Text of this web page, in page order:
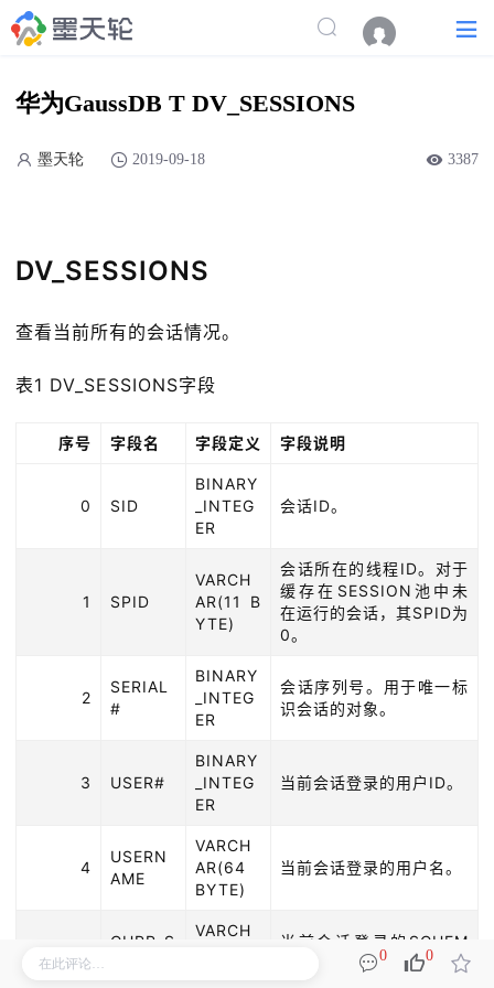
华为GaussDB T DV_SESSIONS
墨天轮 2019-09-18 3387
DV_SESSIONS
查看当前所有的会话情况。
表1 DV_SESSIONS字段
序号 字段名 字段定义 字段说明
0 SID
BINARY
_INTEG
ER
会话ID。
1 SPID
VARCH
AR(11 B
YTE)
会话所在的线程ID。对于
缓存在SESSION池中未
在运行的会话，其SPID为
0。
2
SERIAL
#
BINARY
_INTEG
ER
会话序列号。用于唯一标
识会话的对象。
3 USER#
BINARY
_INTEG
ER
当前会话登录的用户ID。
4
USERN
AME
VARCH
AR(64
BYTE)
当前会话登录的用户名。
CURR_S
VARCH
当前会话登录的SCHEM
0 0